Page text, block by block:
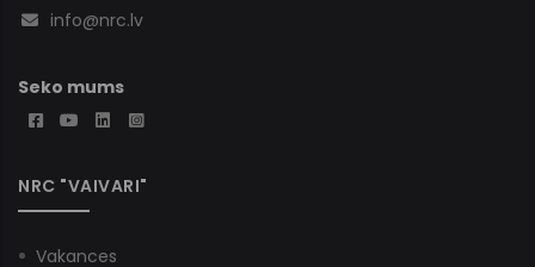
info@nrc.lv
Seko mums
NRC "VAIVARI"
Vakances